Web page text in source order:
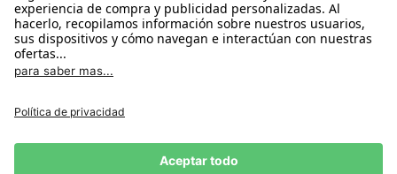
España
Condiciones Compra
Declarar el desistimiento